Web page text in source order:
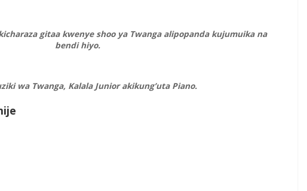
gitaa kwenye shoo ya Twanga alipopanda kujumuika na
bendi hiyo.
wa Twanga, Kalala Junior akikung’uta Piano.